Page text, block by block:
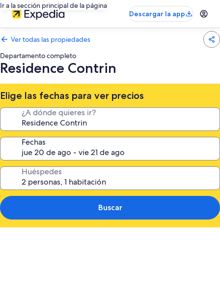
Ir a la sección principal de la página
Descargar la app
Ver todas las propiedades
Departamento completo
Residence Contrin
Elige las fechas para ver precios
¿A dónde quieres ir?
Fechas
Huéspedes
Buscar